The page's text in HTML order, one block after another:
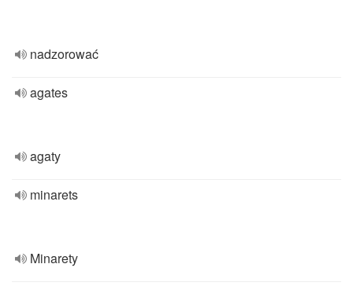
nadzorować
agates
agaty
minarets
Minarety